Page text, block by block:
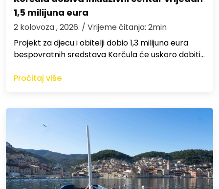
1,5 milijuna eura
2 kolovoza , 2026. / Vrijeme čitanja: 2min
Projekt za djecu i obitelji dobio 1,3 milijuna eura
bespovratnih sredstava Korčula će uskoro dobiti…
Pročitaj više